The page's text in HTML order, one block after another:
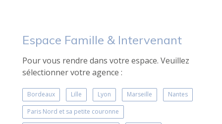
Espace Famille & Intervenant
Pour vous rendre dans votre espace. Veuillez
sélectionner votre agence :
Bordeaux Lille Lyon Marseille Nantes
Paris Nord et sa petite couronne